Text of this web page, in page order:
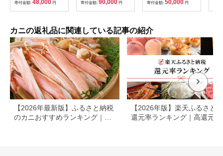
寄付金額: 48,000 円
に 蟹足 生 生食 蟹し
ゃぶ 人気 お取り寄せ
屈町
寄付金額: 90,000 円 寄付金額: 50,000 円
カニの返礼品に関連している記事の紹介
【2026年最新版】ふるさと納税
のカニおすすめランキング｜還
【2026年版】楽天ふるさと
還元率ランキング｜高還元率